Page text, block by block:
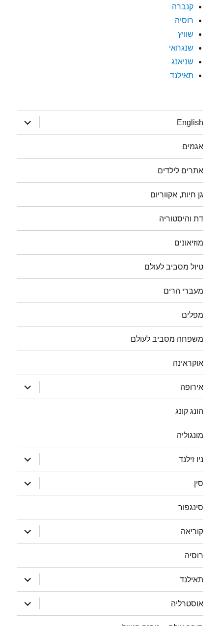
קנברה
רוסיה
שוויץ
שנגחאי
שניאנג
תאילנד
English
הצג
תפריט
אגמים
אתרים לילדים
גן חיות, אקווריום
דת והיסטוריה
מוזיאונים
טיול מסביב לעולם
מעברי הרים
מפלים
משפחה מסביב לעולם
אוקראינה
אירופה
הצג
תפריט
הונג קונג
מונגוליה
ניו זילנד
הצג
תפריט
סין
הצג
תפריט
סינגפור
קוריאה
הצג
תפריט
רוסיה
תאילנד
הצג
תפריט
אוסטרליה
הצג
תפריט